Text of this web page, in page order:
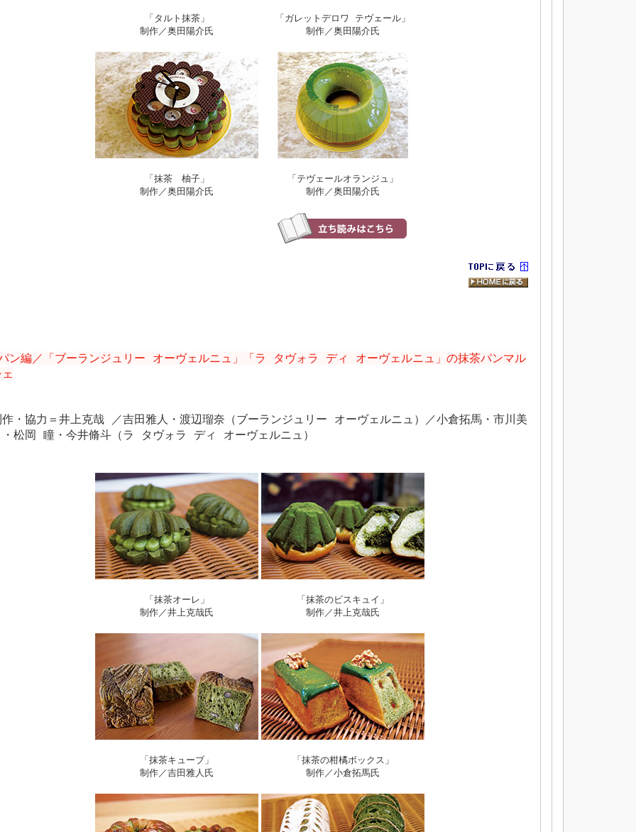
「タルト抹茶」
制作／奥田陽介氏
「ガレットデロワ テヴェール」
制作／奥田陽介氏
「抹茶 柚子」
制作／奥田陽介氏
「テヴェールオランジュ」
制作／奥田陽介氏
ン編／「ブーランジュリー オーヴェルニュ」「ラ タヴォラ ディ オーヴェルニュ」の抹茶パンマル
・協力＝井上克哉 ／吉田雅人・渡辺瑠奈（ブーランジュリー オーヴェルニュ）／小倉拓馬・市川美
松岡 瞳・今井脩斗（ラ タヴォラ ディ オーヴェルニュ）
「抹茶オーレ」
制作／井上克哉氏
「抹茶のビスキュイ」
制作／井上克哉氏
「抹茶キューブ」
制作／吉田雅人氏
「抹茶の柑橘ボックス」
制作／小倉拓馬氏